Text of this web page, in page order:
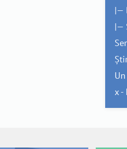
|—
|—
x -